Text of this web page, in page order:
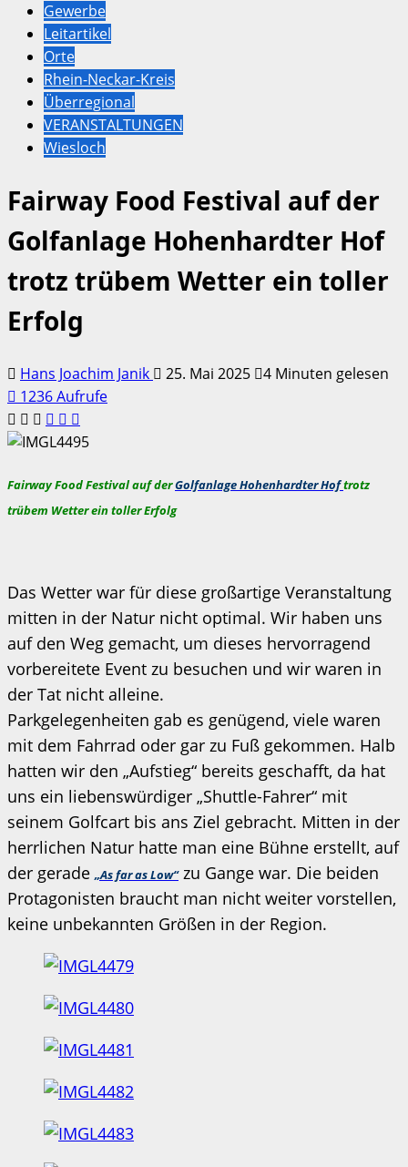
Gewerbe
Leitartikel
Orte
Rhein-Neckar-Kreis
Überregional
VERANSTALTUNGEN
Wiesloch
Fairway Food Festival auf der
Golfanlage Hohenhardter Hof
trotz trübem Wetter ein toller
Erfolg
Hans Joachim Janik 25. Mai 2025
4 Minuten gelesen
1236 Aufrufe
Fairway Food Festival auf derGolfanlage Hohenhardter Hoftrotz
trübem Wetter ein toller Erfolg
Das Wetter war für diese großartige Veranstaltung
mitten in der Natur nicht optimal. Wir haben uns
auf den Weg gemacht, um dieses hervorragend
vorbereitete Event zu besuchen und wir waren in
der Tat nicht alleine.
Parkgelegenheiten gab es genügend, viele waren
mit dem Fahrrad oder gar zu Fuß gekommen. Halb
hatten wir den „Aufstieg“ bereits geschafft, da hat
uns ein liebenswürdiger „Shuttle-Fahrer“ mit
seinem Golfcart bis ans Ziel gebracht. Mitten in der
herrlichen Natur hatte man eine Bühne erstellt, auf
der gerade „As far as Low“zu Gange war. Die beiden
Protagonisten braucht man nicht weiter vorstellen,
keine unbekannten Größen in der Region.